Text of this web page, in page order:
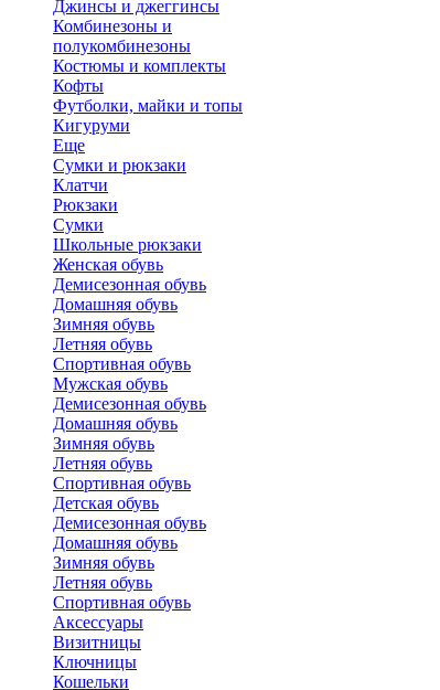
Джинсы и джеггинсы
Комбинезоны и
полукомбинезоны
Костюмы и комплекты
Кофты
Футболки, майки и топы
Кигуруми
Еще
Сумки и рюкзаки
Клатчи
Рюкзаки
Сумки
Школьные рюкзаки
Женская обувь
Демисезонная обувь
Домашняя обувь
Зимняя обувь
Летняя обувь
Спортивная обувь
Мужская обувь
Демисезонная обувь
Домашняя обувь
Зимняя обувь
Летняя обувь
Спортивная обувь
Детская обувь
Демисезонная обувь
Домашняя обувь
Зимняя обувь
Летняя обувь
Спортивная обувь
Аксессуары
Визитницы
Ключницы
Кошельки